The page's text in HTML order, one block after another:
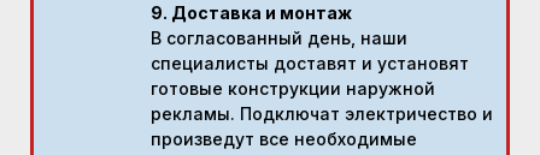
9. Доставка и монтаж
В согласованный день, наши
специалисты доставят и установят
готовые конструкции наружной
рекламы. Подключат электричество и
произведут все необходимые